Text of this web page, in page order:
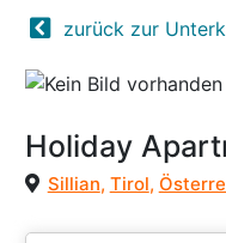
zurück zur
Holiday
Sillian, Tirol,